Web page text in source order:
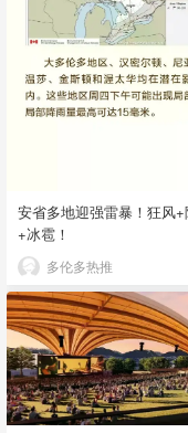
安省多地迎强雷暴！狂风
+冰雹！
多伦多热推